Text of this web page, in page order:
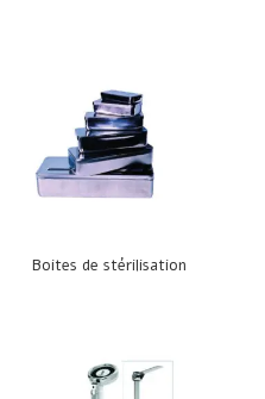
Boites de stérilisation